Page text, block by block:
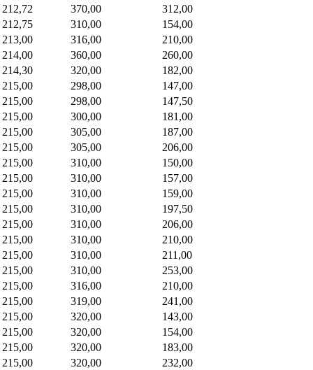
212,72
370,00
312,00
212,75
310,00
154,00
213,00
316,00
210,00
214,00
360,00
260,00
214,30
320,00
182,00
215,00
298,00
147,00
215,00
298,00
147,50
215,00
300,00
181,00
215,00
305,00
187,00
215,00
305,00
206,00
215,00
310,00
150,00
215,00
310,00
157,00
215,00
310,00
159,00
215,00
310,00
197,50
215,00
310,00
206,00
215,00
310,00
210,00
215,00
310,00
211,00
215,00
310,00
253,00
215,00
316,00
210,00
215,00
319,00
241,00
215,00
320,00
143,00
215,00
320,00
154,00
215,00
320,00
183,00
215,00
320,00
232,00